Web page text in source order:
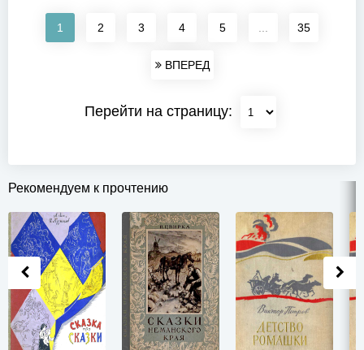
1 2 3 4 5 35
ВПЕРЕД
Перейти на страницу:
Рекомендуем к прочтению